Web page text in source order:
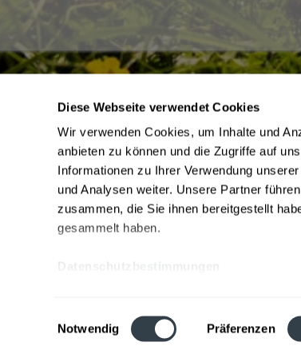
Diese Webseite verwendet Cookies
Wir verwenden Cookies, um Inhalte und
anbieten zu können und die Zugriffe auf
Informationen zu Ihrer Verwendung
und Analysen weiter. Unsere Partner
zusammen, die Sie ihnen bereitgestellt
gesammelt haben.
Einwilligungsauswahl
Notwendig Präferenzen
Bestellung?
04821/800800an
an
Büro- und Firmenkunden
Hinweise zum Jugendschutz
Liefer- und
Pfandrückgabe
Kontakt